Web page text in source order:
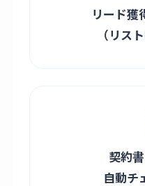
リード獲
（リス
契約
自動チ